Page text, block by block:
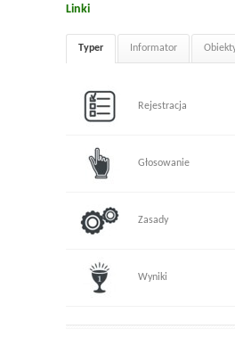
Linki
Typer Informator
Rejestracja
Głosowanie
Zasady
Wyniki